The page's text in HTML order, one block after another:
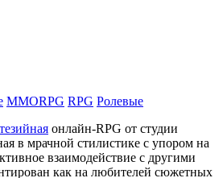
MMORPG RPG Ролевые
онлайн-RPG от студии
в мрачной стилистике с упором на
взаимодействие с другими
как на любителей сюжетных